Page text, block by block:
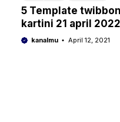
5 Template
kartini 21 april
psd png siap edit
kanalmu April 12, 2021